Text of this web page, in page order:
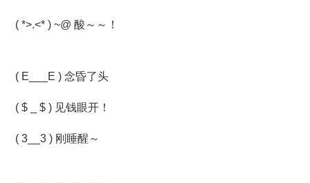
( *>.<* ) ~@ 酸～～！
( E___E ) 念昏了头
( $ _ $ ) 见钱眼开！
( 3__3 ) 刚睡醒～